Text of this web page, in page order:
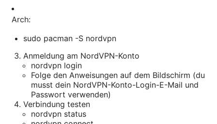
Arch:
sudo pacman -S nordvpn
Anmeldung am NordVPN-Konto
nordvpn login
Folge den Anweisungen auf dem Bildschirm (du
musst dein NordVPN-Konto-Login-E-Mail und
Passwort verwenden)
Verbindung testen
nordvpn status